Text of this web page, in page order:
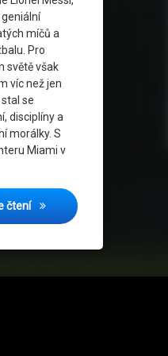
geniální
míčů a
Pro
světě však
víc než jen
se
disciplíny a
morálky. S
Miami v
čteníMessi efekt: Revoluce ve